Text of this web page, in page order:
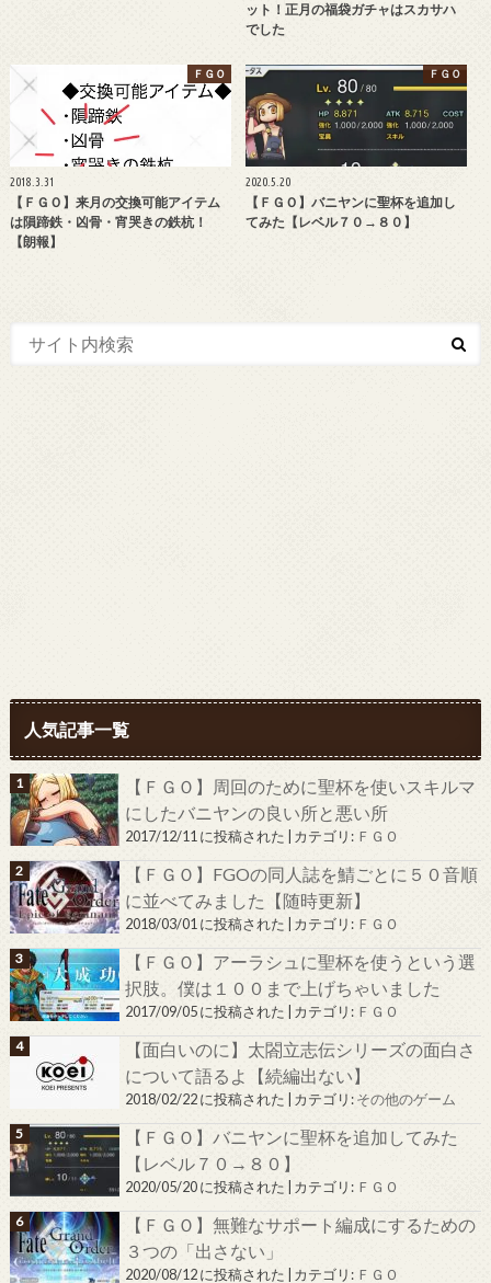
ット！正月の福袋ガチャはスカサハ
でした
ＦＧＯ
2018.3.31
【ＦＧＯ】来月の交換可能アイテム
は隕蹄鉄・凶骨・宵哭きの鉄杭！
【朗報】
ＦＧＯ
2020.5.20
【ＦＧＯ】バニヤンに聖杯を追加し
てみた【レベル７０→８０】
人気記事一覧
【ＦＧＯ】周回のために聖杯を使いスキルマ
にしたバニヤンの良い所と悪い所
2017/12/11 に投稿された カテゴリ: ＦＧＯ
【ＦＧＯ】FGOの同人誌を鯖ごとに５０音順
に並べてみました【随時更新】
2018/03/01 に投稿された カテゴリ: ＦＧＯ
【ＦＧＯ】アーラシュに聖杯を使うという選
択肢。僕は１００まで上げちゃいました
2017/09/05 に投稿された カテゴリ: ＦＧＯ
【面白いのに】太閤立志伝シリーズの面白さ
について語るよ【続編出ない】
2018/02/22 に投稿された カテゴリ:その他のゲーム
【ＦＧＯ】バニヤンに聖杯を追加してみた
【レベル７０→８０】
2020/05/20 に投稿された カテゴリ: ＦＧＯ
【ＦＧＯ】無難なサポート編成にするための
３つの「出さない」
2020/08/12 に投稿された カテゴリ: ＦＧＯ